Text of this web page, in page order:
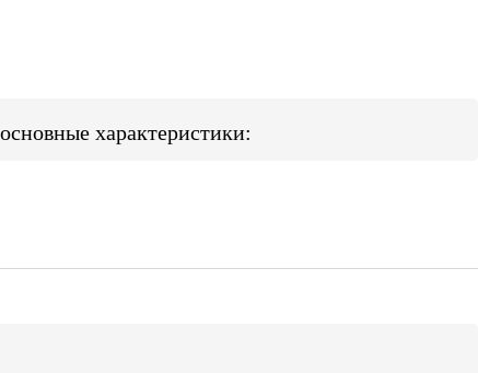
характеристики: